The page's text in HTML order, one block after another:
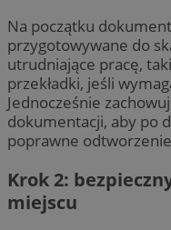
Na początku
przygotowywane do
utrudniające pracę,
przekładki, jeśli
Jednocześnie
dokumentacji, aby po
poprawne
Krok 2:
miejscu